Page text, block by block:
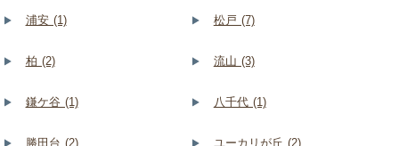
浦安 (1) 松戸 (7)
柏 (2) 流山 (3)
鎌ケ谷 (1) 八千代 (1)
勝田台 (2) ユーカリが丘 (2)